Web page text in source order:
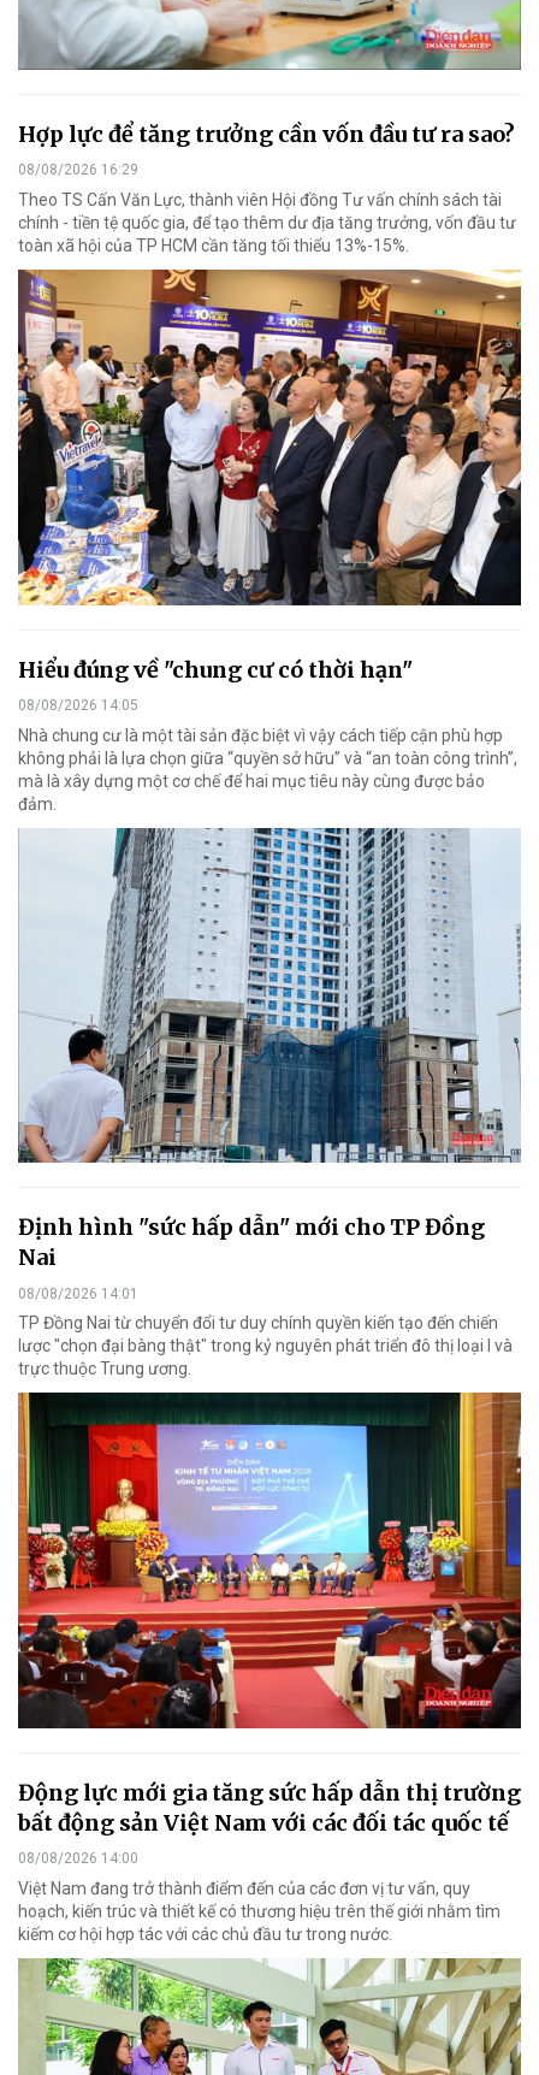
Hợp lực để tăng trưởng cần vốn đầu tư ra sao?
08/08/2026 16:29
Theo TS Cấn Văn Lực, thành viên Hội đồng Tư vấn chính sách tài
chính - tiền tệ quốc gia, để tạo thêm dư địa tăng trưởng, vốn đầu tư
toàn xã hội của TP HCM cần tăng tối thiểu 13%-15%.
Hiểu đúng về "chung cư có thời hạn"
08/08/2026 14:05
Nhà chung cư là một tài sản đặc biệt vì vậy cách tiếp cận phù hợp
không phải là lựa chọn giữa “quyền sở hữu” và “an toàn công trình”,
mà là xây dựng một cơ chế để hai mục tiêu này cùng được bảo
đảm.
Định hình "sức hấp dẫn" mới cho TP Đồng
Nai
08/08/2026 14:01
TP Đồng Nai từ chuyển đổi tư duy chính quyền kiến tạo đến chiến
lược "chọn đại bàng thật" trong kỷ nguyên phát triển đô thị loại I và
trực thuộc Trung ương.
Động lực mới gia tăng sức hấp dẫn thị trường
bất động sản Việt Nam với các đối tác quốc tế
08/08/2026 14:00
Việt Nam đang trở thành điểm đến của các đơn vị tư vấn, quy
hoạch, kiến trúc và thiết kế có thương hiệu trên thế giới nhằm tìm
kiếm cơ hội hợp tác với các chủ đầu tư trong nước.